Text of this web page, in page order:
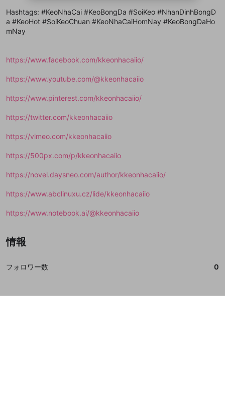
Hashtags: #KeoNhaCai #KeoBongDa #SoiKeo #NhanDinhBongD
a #KeoHot #SoiKeoChuan #KeoNhaCaiHomNay #KeoBongDaHo
mNay
https://www.facebook.com/kkeonhacaiio/
https://www.youtube.com/@kkeonhacaiio
https://www.pinterest.com/kkeonhacaiio/
https://twitter.com/kkeonhacaiio
https://vimeo.com/kkeonhacaiio
https://500px.com/p/kkeonhacaiio
https://novel.daysneo.com/author/kkeonhacaiio/
https://www.abclinuxu.cz/lide/kkeonhacaiio
https://www.notebook.ai/@kkeonhacaiio
情報
フォロワー数 0
ることができます。
動画プレイリストを選択
閉じる
mellow-fanの利用規約・プライバシーポリシー・外部
サービスとのID連携に関する同意事項に同意頂いた上
アカウント作成
け取る
mellow-fanの利用規約・プライバシーポリシー・外部
サービスとのID連携に関する同意事項に同意頂いた上
登録
ねずみ講やマルチ商法
ゲームの録画禁止区域の配信
改造版・海賊版ソフトの配信
送信
外部サービスとのID連携に関する同意事項